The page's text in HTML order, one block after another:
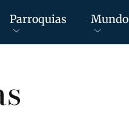
Parroquias Mundo